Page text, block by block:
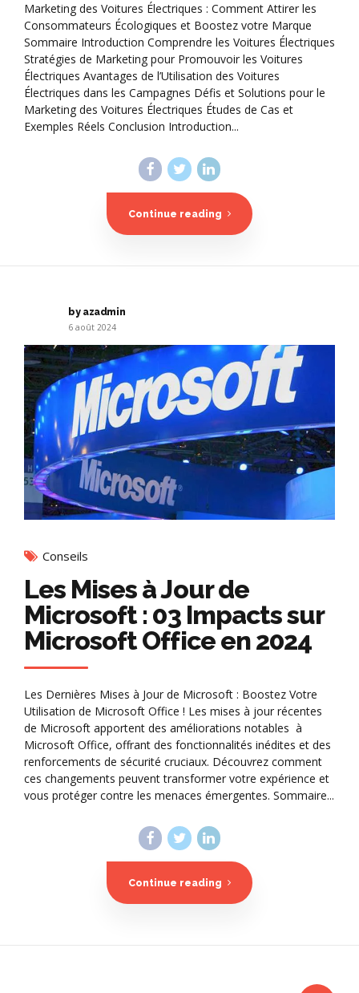
Marketing des Voitures Électriques : Comment Attirer les
Consommateurs Écologiques et Boostez votre Marque
Sommaire Introduction Comprendre les Voitures Électriques
Stratégies de Marketing pour Promouvoir les Voitures
Électriques Avantages de l’Utilisation des Voitures
Électriques dans les Campagnes Défis et Solutions pour le
Marketing des Voitures Électriques Études de Cas et
Exemples Réels Conclusion Introduction...
Continue reading
by azadmin
6 août 2024
Conseils
Les Mises à Jour de
Microsoft : 03 Impacts sur
Microsoft Office en 2024
Les Dernières Mises à Jour de Microsoft : Boostez Votre
Utilisation de Microsoft Office ! Les mises à jour récentes
de Microsoft apportent des améliorations notables à
Microsoft Office, offrant des fonctionnalités inédites et des
renforcements de sécurité cruciaux. Découvrez comment
ces changements peuvent transformer votre expérience et
vous protéger contre les menaces émergentes. Sommaire...
Continue reading